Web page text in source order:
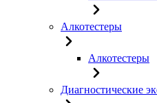
Алкотестеры
Алкотестеры
Диагностические